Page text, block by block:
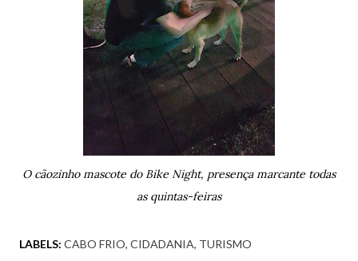
O cãozinho mascote do Bike Night, presença marcante todas
as quintas-feiras
LABELS: CABO FRIO CIDADANIA TURISMO